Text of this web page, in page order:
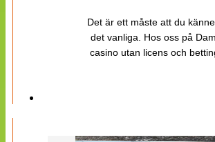
Det är ett måste att du
det vanliga. Hos oss på
casino utan licens och